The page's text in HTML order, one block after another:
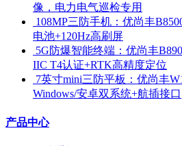
像，电力电气巡检专用
108MP三防手机：优尚丰
电池+120Hz高刷屏
5G防爆智能终端：优尚丰
IIC T4认证+RTK高精度定位
7英寸mini三防平板：优尚丰
Windows/安卓双系统+航插接口
产品中心